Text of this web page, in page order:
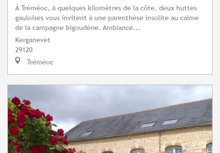
À Tréméoc, à quelques kilomètres de la côte, deux huttes
gauloises vous invitent à une parenthèse insolite au calme
de la campagne bigoudène. Ambiance...
Kerganevet
29120
Tréméoc